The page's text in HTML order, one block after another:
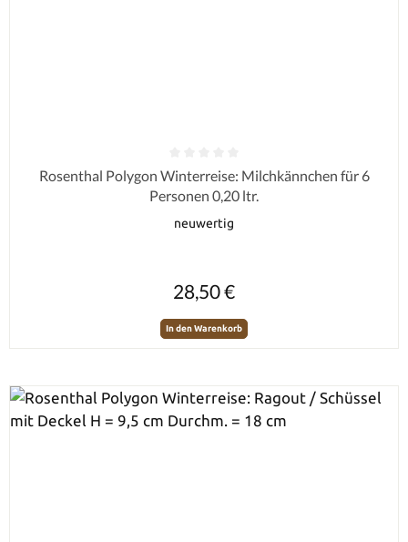
Durchschnittliche Bewertung von 0 von 5 Sternen
Rosenthal Polygon Winterreise: Milchkännchen für 6
Personen 0,20 ltr.
neuwertig
28,50 €
In den Warenkorb